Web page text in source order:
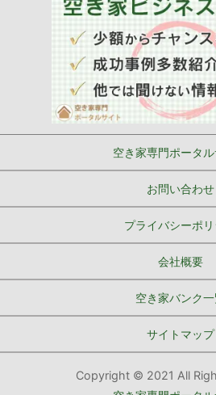
空き家専門ポータル
お問い合わせ
プライバシーポ
会社概要
空き家バンク
サイトマップ
Copyright © 2021 All